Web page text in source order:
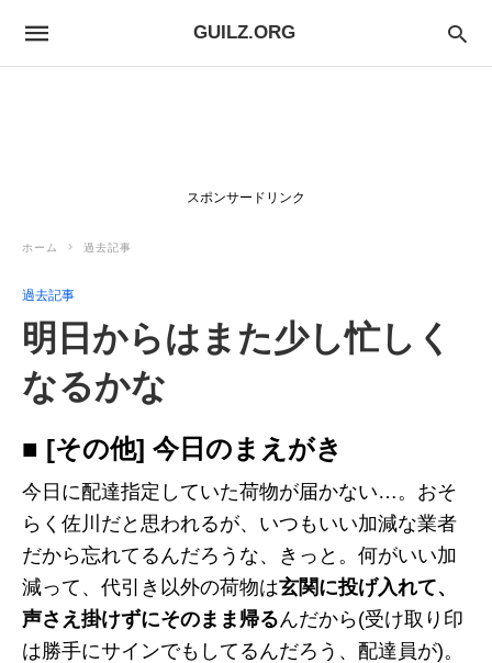
GUILZ.ORG
スポンサードリンク
ホーム 過去記事
過去記事
明日からはまた少し忙しく
なるかな
■ [その他] 今日のまえがき
今日に配達指定していた荷物が届かない…。おそ
らく佐川だと思われるが、いつもいい加減な業者
だから忘れてるんだろうな、きっと。何がいい加
減って、代引き以外の荷物は玄関に投げ入れて、
声さえ掛けずにそのまま帰るんだから(受け取り印
は勝手にサインでもしてるんだろう、配達員が)。